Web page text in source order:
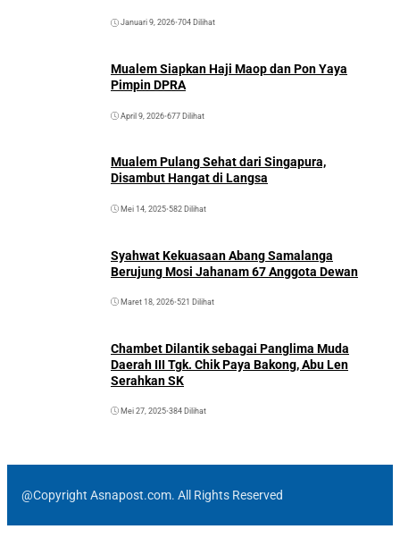
Januari 9, 2026•704 Dilihat
Mualem Siapkan Haji Maop dan Pon Yaya
Pimpin DPRA
April 9, 2026•677 Dilihat
Mualem Pulang Sehat dari Singapura,
Disambut Hangat di Langsa
Mei 14, 2025•582 Dilihat
Syahwat Kekuasaan Abang Samalanga
Berujung Mosi Jahanam 67 Anggota Dewan
Maret 18, 2026•521 Dilihat
Chambet Dilantik sebagai Panglima Muda
Daerah III Tgk. Chik Paya Bakong, Abu Len
Serahkan SK
Mei 27, 2025•384 Dilihat
@Copyright Asnapost.com. All Rights Reserved